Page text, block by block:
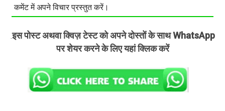
कमेंट में अपने विचार प्रस्तुत करें।
.इस पोस्ट अथवा क्विज़ टेस्ट को अपने दोस्तों के साथ WhatsApp
पर शेयर करने के लिए यहां क्लिक करें